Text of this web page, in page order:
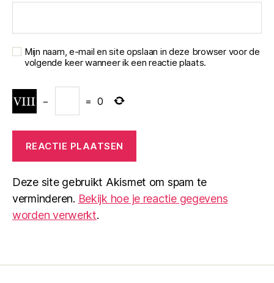
Mijn naam, e-mail en site opslaan in deze browser voor de
volgende keer wanneer ik een reactie plaats.
− = 0
Deze site gebruikt Akismet om spam te
verminderen. Bekijk hoe je reactie gegevens
worden verwerkt.